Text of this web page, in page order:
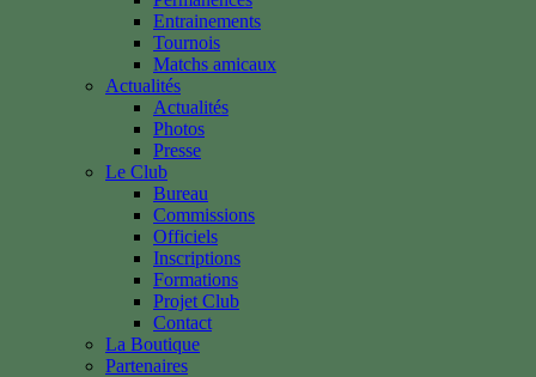
Entrainements
Tournois
Matchs amicaux
Actualités
Actualités
Photos
Presse
Le Club
Bureau
Commissions
Officiels
Inscriptions
Formations
Projet Club
Contact
La Boutique
Partenaires